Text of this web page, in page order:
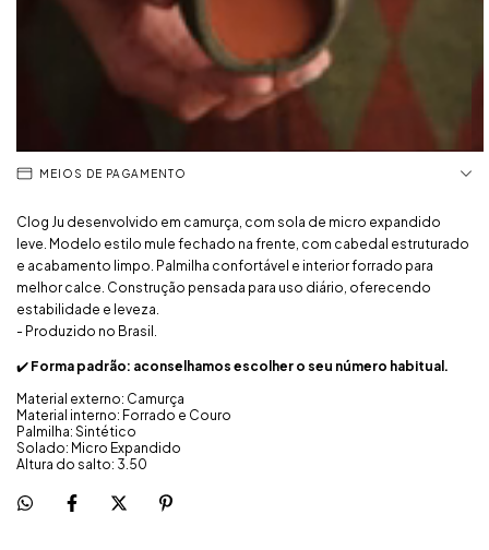
MEIOS DE PAGAMENTO
Clog Ju desenvolvido em camurça, com sola de micro expandido
leve. Modelo estilo mule fechado na frente, com cabedal estruturado
e acabamento limpo. Palmilha confortável e interior forrado para
melhor calce. Construção pensada para uso diário, oferecendo
estabilidade e leveza.
- Produzido no Brasil.
✔️ Forma padrão: aconselhamos escolher o seu número habitual.
Material externo: Camurça
Material interno: Forrado e Couro
Palmilha: Sintético
Solado: Micro Expandido
Altura do salto: 3.50